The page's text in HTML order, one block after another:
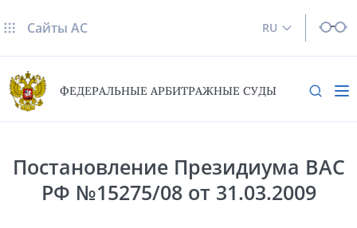
RU
Сайты AC
ФЕДЕРАЛЬНЫЕ АРБИТРАЖНЫЕ СУДЫ
Постановление Президиума ВАС
РФ №15275/08 от 31.03.2009